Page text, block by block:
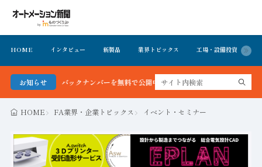
HOME インタビュー 新製品 業界トピックス 工場・設備投資
お知らせ
ンバーを無料で公開中 詳細はこちら
HOME FA業界・企業トピックス イベント・セミナー